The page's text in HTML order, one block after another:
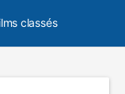
classés